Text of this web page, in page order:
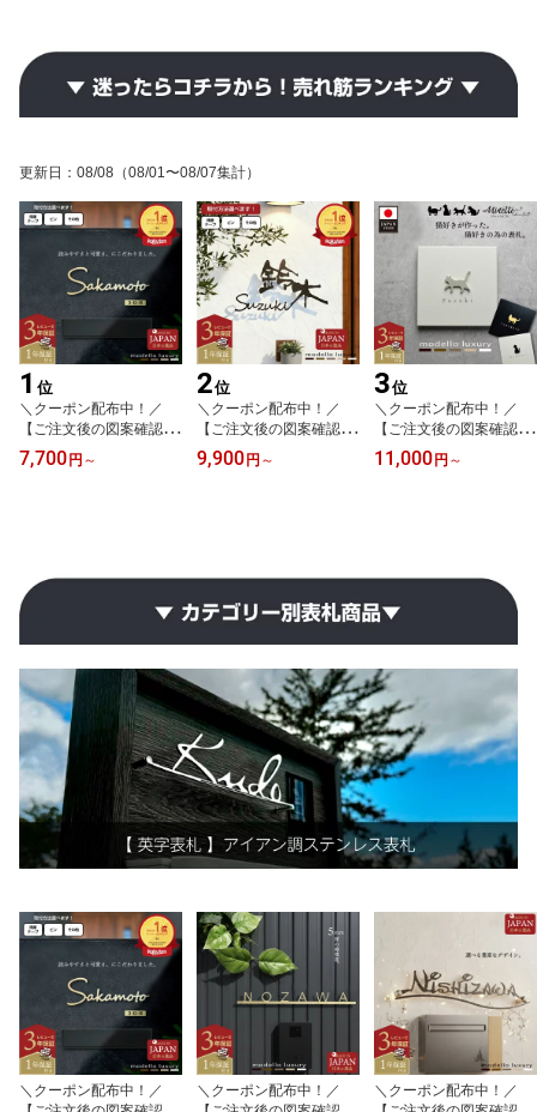
形 丸 円 日本製
更新日 ： 08/08 （08/01〜08/07集計）
1 位
＼クーポン配布中！／
【ご注文後の図案確認あ
り！楽天ランキング1位
受賞】表札 ステンレス
7,700 円 ～
2位
＼クーポン配布中！／
【ご注文後の図案確認あ
り！】表札 ステンレス
【ラ・モード リザーラ】
9,900 円 ～
3位
＼クーポン配布中！／
【ご注文後の図案確認あ
り！】表札 猫 ねこ おし
ゃれ タイル シール アル
11,000 円 ～
＼クーポン配布中！／
＼クーポン配布中！／
＼クーポン配布中！／